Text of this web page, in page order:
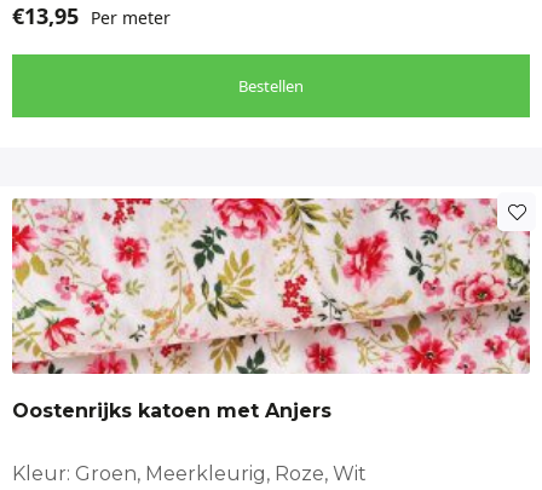
€13,95 Per meter
Bestellen
Oostenrijks katoen met Anjers
Kleur: Groen, Meerkleurig, Roze, Wit